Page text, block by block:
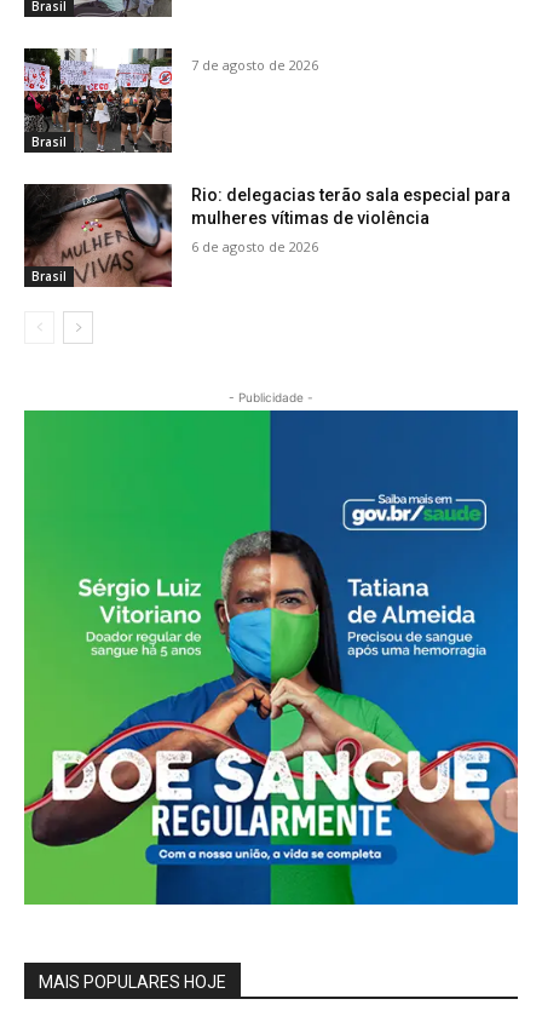
Brasil
Brasil
7 de agosto de 2026
Brasil
Rio: delegacias terão sala especial para
mulheres vítimas de violência
6 de agosto de 2026
- Publicidade -
MAIS POPULARES HOJE